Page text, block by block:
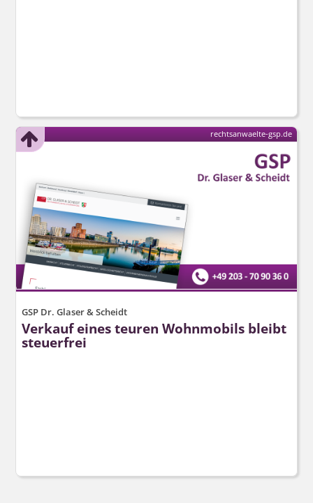
GSP Dr. Glaser & Scheidt
Verkauf eines teuren Wohnmobils bleibt
steuerfrei
rechtsanwaelte-gsp.de